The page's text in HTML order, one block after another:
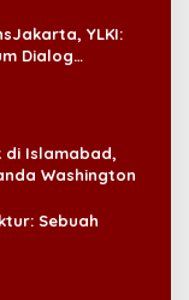
YLKI:
Dialog
di Islamabad,
Washington
Sebuah